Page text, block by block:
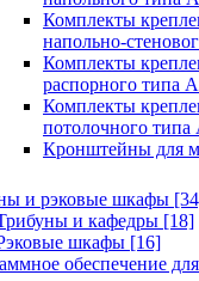
Комплекты
напольно-
Комплекты
распорного типа
Комплекты
потолочного типа
Кронштейны для
и рэковые шкафы
и кафедры [18]
шкафы [16]
обеспечение